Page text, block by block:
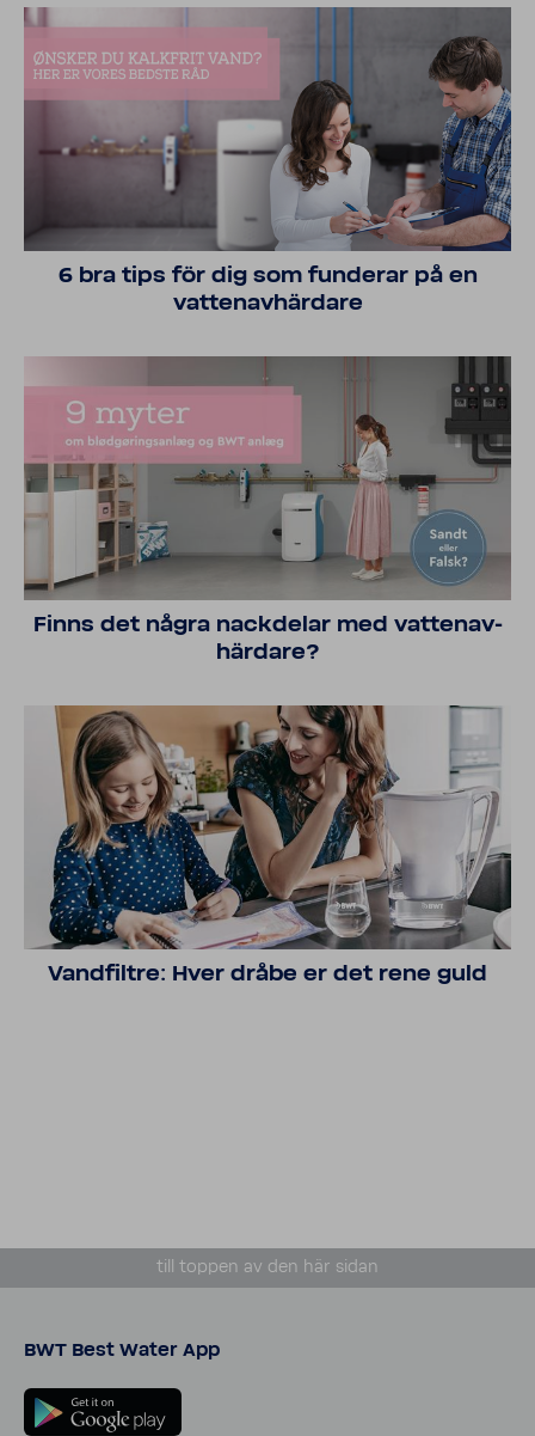
6 bra tips för dig som funderar på en
vatten­av­här­dare
Finns det några nack­delar med vatten­av­
här­dare?
Vand­filtre: Hver dråbe er det rene guld
till toppen av den här sidan
BWT Best Water App